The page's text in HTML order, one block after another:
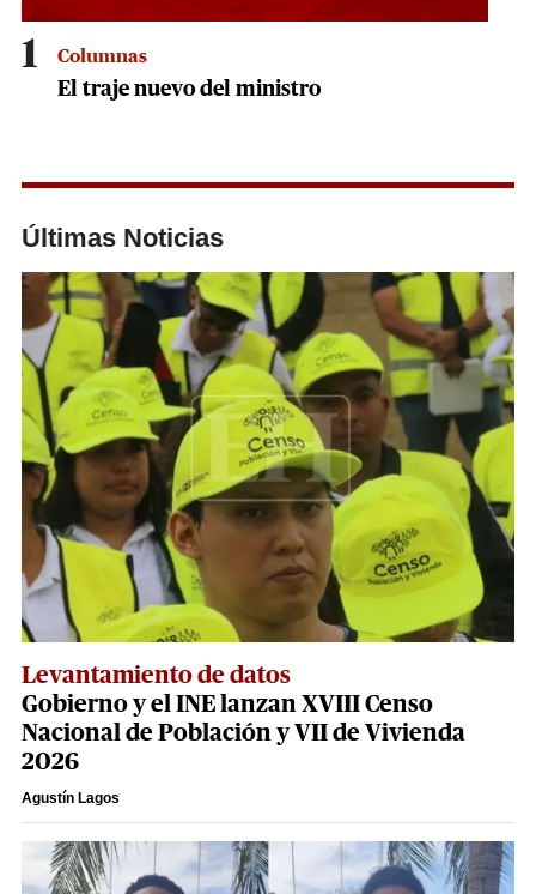
1 Columnas
El traje nuevo del ministro
Últimas Noticias
Levantamiento de datos
Gobierno y el INE lanzan XVIII Censo
Nacional de Población y VII de Vivienda
2026
Agustín Lagos